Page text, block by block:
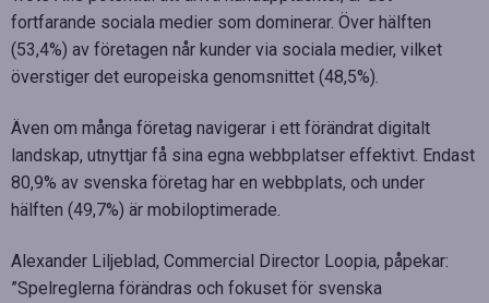
fortfarande sociala medier som dominerar. Över hälften
(53,4%) av företagen når kunder via sociala medier, vilket
överstiger det europeiska genomsnittet (48,5%).
Även om många företag navigerar i ett förändrat digitalt
landskap, utnyttjar få sina egna webbplatser effektivt. Endast
80,9% av svenska företag har en webbplats, och under
hälften (49,7%) är mobiloptimerade.
Alexander Liljeblad, Commercial Director Loopia, påpekar:
”Spelreglerna förändras och fokuset för svenska